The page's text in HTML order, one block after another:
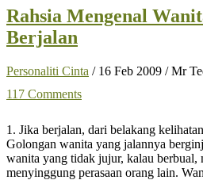
Dahi
dan
Rahsia Mengenal
Berjalan
Personaliti Cinta / 16 Feb 2009 /Mr
117 Comments
1. Jika berjalan, dari belakang
Golongan wanita yang jalannya
wanita yang tidak jujur, kalau berbual,
menyinggung perasaan orang lain.